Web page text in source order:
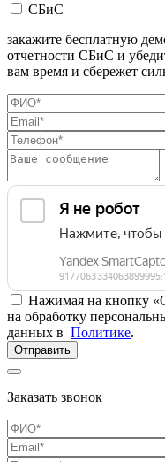
СБиС
закажите бесплатную
отчетности СБиС и
вам время и сбережет
Нажимая на кнопку
на обработку
данных в Политике.
Отправить
Заказать звонок